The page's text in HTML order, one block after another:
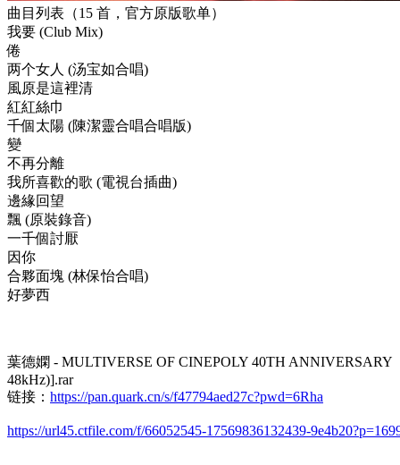
曲目列表（15 首，官方原版歌单）
我要 (Club Mix)
倦
两个女人 (汤宝如合唱)
風原是這裡清
紅紅絲巾
千個太陽 (陳潔靈合唱合唱版)
變
不再分離
我所喜歡的歌 (電視台插曲)
邊緣回望
飄 (原裝錄音)
一千個討厭
因你
合夥面塊 (林保怡合唱)
好夢西
葉德嫻 - MULTIVERSE OF CINEPOLY 40TH ANNIVERSARY
48kHz)].rar
链接： https://pan.quark.cn/s/f47794aed27c?pwd=6Rha
https://url45.ctfile.com/f/66052545-17569836132439-